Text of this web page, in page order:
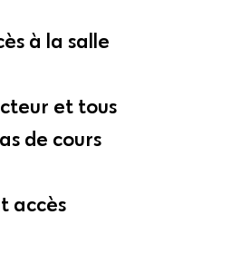
à la salle
et tous
de cours
accès